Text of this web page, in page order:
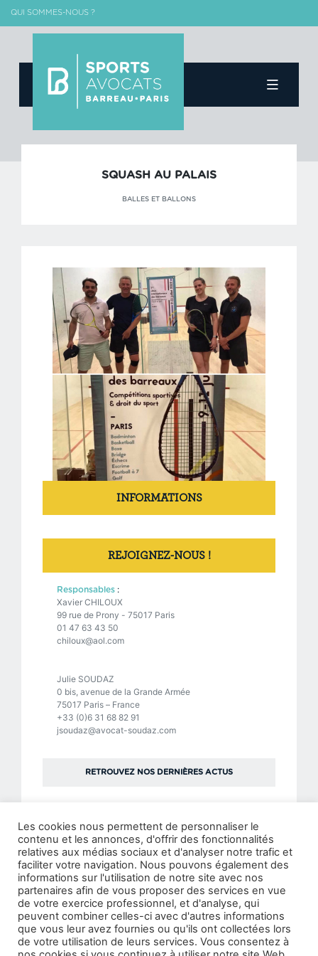
QUI SOMMES-NOUS ?
SQUASH AU PALAIS
BALLES ET BALLONS
INFORMATIONS
REJOIGNEZ-NOUS !
Responsables :
Xavier CHILOUX
99 rue de Prony - 75017 Paris
01 47 63 43 50
chiloux@aol.com
Julie SOUDAZ
0 bis, avenue de la Grande Armée
75017 Paris – France
+33 (0)6 31 68 82 91
jsoudaz@avocat-soudaz.com
RETROUVEZ NOS DERNIÈRES ACTUS
MENTIONS LÉGALES POLITIQUE DE CONFIDENTIALITÉ
POLITIQUE DE GESTION DES COOKIES ACCÉDER AU SITE AVOCAT
ACCÉDER AU SITE GRAND PUBLIC
Les cookies nous permettent de personnaliser le
contenu et les annonces, d'offrir des fonctionnalités
relatives aux médias sociaux et d'analyser notre trafic et
faciliter votre navigation. Nous pouvons également des
informations sur l'utilisation de notre site avec nos
partenaires afin de vous proposer des services en vue
de votre exercice professionnel, et d'analyse, qui
peuvent combiner celles-ci avec d'autres informations
que vous leur avez fournies ou qu'ils ont collectées lors
de votre utilisation de leurs services. Vous consentez à